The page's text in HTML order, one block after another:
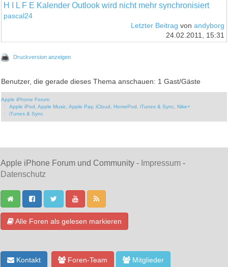
H I L F E Kalender Outlook wird nicht mehr synchronisiert
pascal24
Letzter Beitrag von andyborg
24.02.2011, 15:31
Druckversion anzeigen
Benutzer, die gerade dieses Thema anschauen: 1 Gast/Gäste
Apple iPhone Forum
Apple iPod, Apple Music, Apple Pay, iCloud, HomePod, iTunes & Sync, Nike+
iTunes & Sync
Apple iPhone Forum und Community - Impressum -
Datenschutz
Alle Foren als gelesen markieren
Kontakt Foren-Team Mitglieder